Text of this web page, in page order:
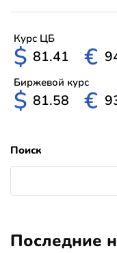
Курс ЦБ
$ 81.41 €
Биржевой курс
$ 81.58 €
Поиск
Последние